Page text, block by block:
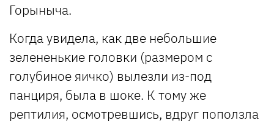
Горыныча.
Когда увидела, как две небольшие
зелененькие головки (размером с
голубиное яичко) вылезли из-под
панциря, была в шоке. К тому же
рептилия, осмотревшись, вдруг поползла